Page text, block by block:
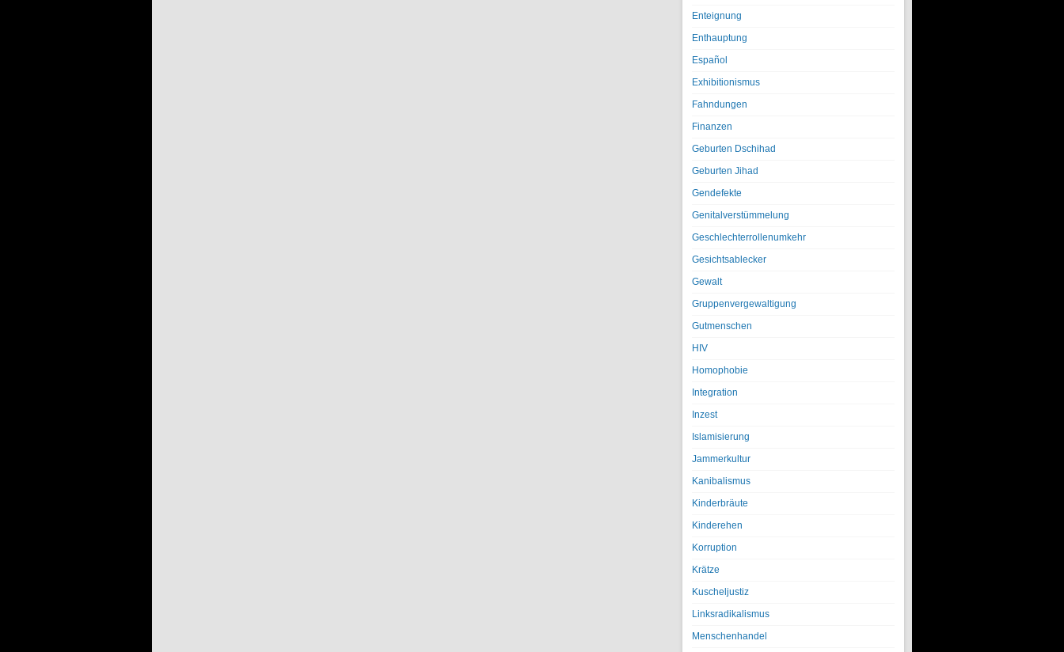
Enteignung
Enthauptung
Español
Exhibitionismus
Fahndungen
Finanzen
Geburten Dschihad
Geburten Jihad
Gendefekte
Genitalverstümmelung
Geschlechterrollenumkehr
Gesichtsablecker
Gewalt
Gruppenvergewaltigung
Gutmenschen
HIV
Homophobie
Integration
Inzest
Islamisierung
Jammerkultur
Kanibalismus
Kinderbräute
Kinderehen
Korruption
Krätze
Kuscheljustiz
Linksradikalismus
Menschenhandel